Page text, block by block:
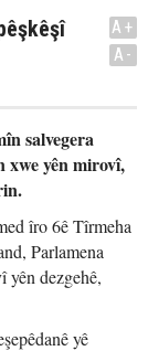
A+
A-
salvegera
xwe yên mirovî,
îro 6ê Tîrmeha
Parlamena
dezgehê,
yê